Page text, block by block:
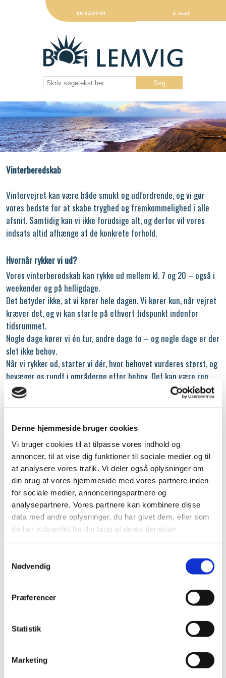
Denne hjemmeside bruger cookies
Vi bruger cookies til at tilpasse vores indhold og
annoncer, til at vise dig funktioner til sociale medier og til
at analysere vores trafik. Vi deler også oplysninger om
din brug af vores hjemmeside med vores partnere inden
for sociale medier, annonceringspartnere og
analysepartnere. Vores partnere kan kombinere disse
data med andre oplysninger, du har givet dem, eller som
de har indsamlet fra din brug af deres tjenester.
Nødvendig
Præferencer
Statistik
Marketing
Vinterberedskab
Vintervejret kan være både smukt og udfordrende, og vi gør
vores bedste for at skabe tryghed og fremkommelighed i alle
afsnit. Samtidig kan vi ikke forudsige alt, og derfor vil vores
indsats altid afhænge af de konkrete forhold.
Hvornår rykker vi ud?
Vores vinterberedskab kan rykke ud mellem kl. 7 og 20 – også i
weekender og på helligdage.
Det betyder ikke, at vi kører hele dagen. Vi kører kun, når vejret
kræver det, og vi kan starte på ethvert tidspunkt indenfor
tidsrummet.
Nogle dage kører vi én tur, andre dage to – og nogle dage er der
slet ikke behov.
Når vi rykker ud, starter vi dér, hvor behovet vurderes størst, og
bevæger os rundt i områderne efter behov. Det kan være ren
saltning, snerydning eller begge dele.
Hver dag laver vi en samlet vurdering af vejrudsigten, mængden
af sne eller frost, risiko for isslag og forholdene i områderne.
Derfor kan rækkefølgen og omfanget variere fra dag til dag. Vi
prioriterer dér, hvor indsatsen gør mest gavn – både
sikkerhedsmæssigt og økonomisk.
Uforudsigelige forhold
Isslag kan opstå meget pludseligt og være svært at se. Der kan
derfor være glatte områder, før vi når frem. Vi håber på
vintermånederne.
I flere af vores afsnit findes der saltdepoter, som beboerne
både i mængde og hyppighed – så vi får mest muligt ud af
96 64 00 01 E-mail